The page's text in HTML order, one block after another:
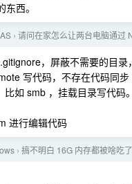
西。
› 请问在家怎么让两台电脑通过
，屏蔽不需要的目录
写代码，不存在代码同步
如 smb ，挂载目录写代码。
进行编辑代码
› 搞不明白 16G 内存都被啥吃了